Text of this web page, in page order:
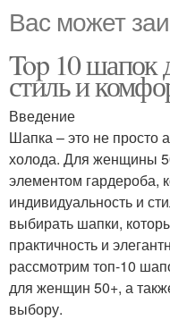
Вас может
Top 10 шапок
стиль и
Введение
Шапка – это не просто
холода. Для женщины
элементом гардероба,
индивидуальность и
выбирать шапки,
практичность и
рассмотрим топ-10
для женщин 50+, а
выбору.